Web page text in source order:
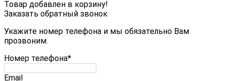
Товар добавлен в корзину!
Заказать обратный звонок
Укажите номер телефона и мы обязательно Вам
прозвоним.
Номер телефона*
Email